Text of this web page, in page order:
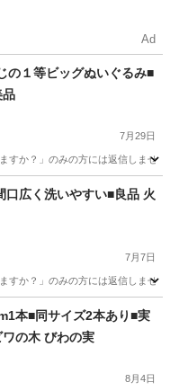
Ad
の１等ビッグぬいぐるみ■
品
7月29日
すか？」のみの方には返信しま
口広く洗いやすい■良品 火
7月7日
すか？」のみの方には返信しま
本■同サイズ2本あり■実
の木 びわの実
8月4日